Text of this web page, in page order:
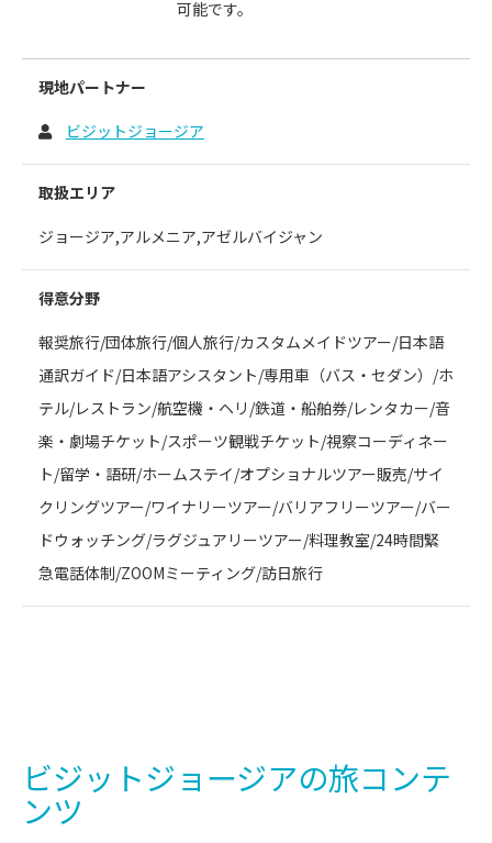
可能です。
現地パートナー
ビジットジョージア
取扱エリア
ジョージア,アルメニア,アゼルバイジャン
得意分野
報奨旅行/団体旅行/個人旅行/カスタムメイドツアー/日本語
通訳ガイド/日本語アシスタント/専用車（バス・セダン）/ホ
テル/レストラン/航空機・ヘリ/鉄道・船舶券/レンタカー/音
楽・劇場チケット/スポーツ観戦チケット/視察コーディネー
ト/留学・語研/ホームステイ/オプショナルツアー販売/サイ
クリングツアー/ワイナリーツアー/バリアフリーツアー/バー
ドウォッチング/ラグジュアリーツアー/料理教室/24時間緊
急電話体制/ZOOMミーティング/訪日旅行
ビジットジョージアの旅コンテ
ンツ